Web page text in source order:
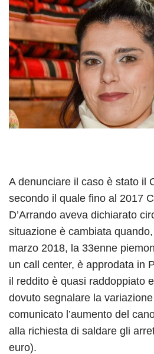
A denunciare il caso è stato il
secondo il quale fino al 2017
D’Arrando aveva dichiarato
situazione è cambiata
marzo 2018, la 33enne
un call center, è approdata in
il reddito è quasi raddoppiato
dovuto segnalare la
comunicato l’aumento del
alla richiesta di saldare gli
euro).